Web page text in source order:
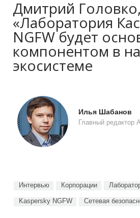
Дмитрий Головко,
«Лаборатория
NGFW будет
компонентом в
экосистеме
Илья Шабанов
Главный редактор
Интервью Корпорации
Kaspersky NGFW Сетевая